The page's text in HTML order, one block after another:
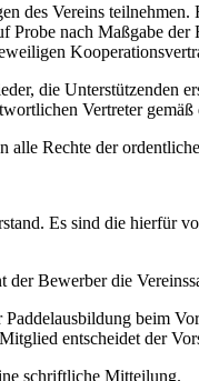
des Vereins
nach Maßgabe
die Unterstützenden
Vertreter
alle Rechte der
Es sind die hierfür
Bewerber die
beim
entscheidet der
schriftliche Mitteilung.